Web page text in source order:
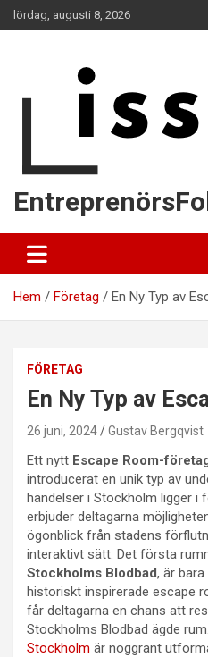
Hoppa
till
lördag, augusti 8, 2026
Hem Företag En Ny Typ av
FÖRETAG
En Ny Typ av
26 juni, 2024 Gustav Bergqvist
Ett nytt Escape Room-
introducerat en unik typ av
händelser i Stockholm ligger i
erbjuder deltagarna
ögonblick från stadens
interaktivt sätt. Det första
Stockholms Blodbad, är
historiskt inspirerade escape
får deltagarna en chans att
Stockholms Blodbad ägde
Stockholm är noggrant